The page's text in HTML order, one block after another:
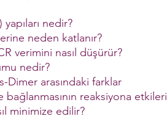
yapıları nedir?
neden katlanır?
verimini nasıl düşürür?
nedir?
Dimer arasındaki farklar
reaksiyona etkileri
minimize edilir?